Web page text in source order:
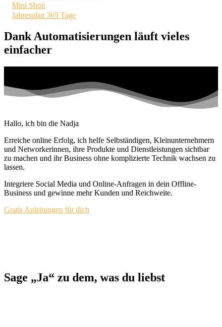
Mini Shop
Jahresplan 365 Tage
Dank Automatisierungen läuft vieles
einfacher
Hallo, ich bin die Nadja
Erreiche online Erfolg, ich helfe Selbständigen, Kleinunternehmern
und Networkerinnen, ihre Produkte und Dienstleistungen sichtbar
zu machen und ihr Business ohne komplizierte Technik wachsen zu
lassen.
Integriere Social Media und Online-Anfragen in dein Offline-
Business und gewinne mehr Kunden und Reichweite.
Gratis Anleitungen für dich
Sage „Ja“ zu dem, was du liebst